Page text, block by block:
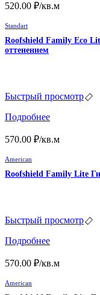
520.00 ₽/кв.м
Standart
Roofshield Family Eco
оттенением
Быстрый просмотр
Подробнее
570.00 ₽/кв.м
American
Roofshield Family Lite
Быстрый просмотр
Подробнее
570.00 ₽/кв.м
American